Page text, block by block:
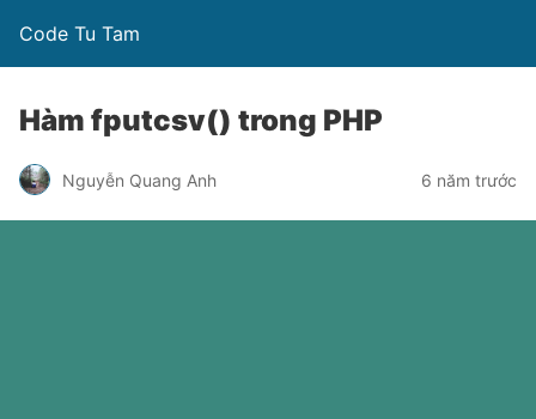
Code Tu Tam
Hàm fputcsv() trong PHP
Nguyễn Quang Anh 6 năm trước